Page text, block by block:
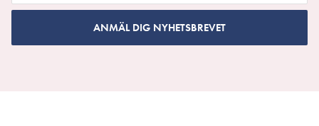
ANMÄL DIG NYHETSBREVET